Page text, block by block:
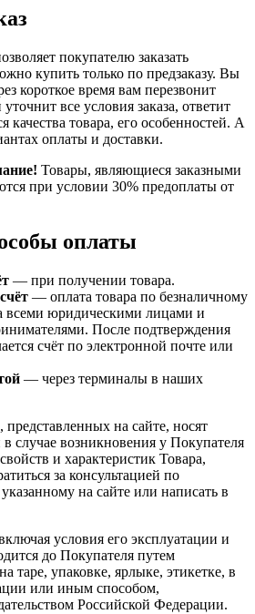
покупателю заказать
купить только по предзаказу. Вы
короткое время вам перезвонит
все условия заказа, ответит
товара, его особенностей. А
оплаты и доставки.
Товары, являющиеся заказными
при условии 30% предоплаты от
оплаты
— при получении товара.
— оплата товара по безналичному
всеми юридическими лицами и
После подтверждения
счёт по электронной почте или
— через терминалы в наших
представленных на сайте, носят
случае возникновения у Покупателя
и характеристик Товара,
за консультацией по
на сайте или написать в
условия его эксплуатации и
до Покупателя путем
таре, упаковке, ярлыке, этикетке, в
или иным способом,
Российской Федерации.